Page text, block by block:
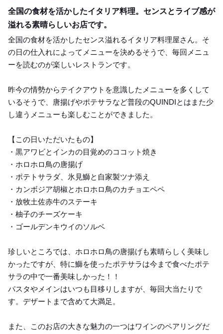
全国の食材を活かしたイタリア料理。センスとライブ感が
溢れる素晴らしいお店です。
全国の食材を活かしたセンス溢れるイタリア料理屋さん。そ
の日の仕入れによってメニューを決めるそうで、毎回メニュ
ーを読むのが楽しいレストランです。
昨今の情勢からテイクアウトを意識したメニューを多くして
いるそうで、唐揚げやポテサラなど普段のQUINDIとはまた少
し違うメニューも楽しむことができました。
【この日いただいたもの】
・黒アワビとインカの目覚めのココット焼き
・ホロホロ鳥の唐揚げ
・ポテトサラダ、氷見鰤と自家製ツナ添え
・カンボジア胡椒とホロホロ鳥のカチョエペペ
・放牧土佐赤牛のステーキ
・柚子のチーズケーキ
・ゴールデンキウイのソルベ
珍しいところでは、ホロホロ鳥の唐揚げも素晴らしく美味し
かったですが、特に鰤を使ったポテサラは今まで食べたポテ
サラの中で一番美味しかった！！
パスタやメインはいつも目移りしますが、毎回大当たりで
す。デザートまで含めて大満足。
また、このお店の大きな魅力の一つはワインのペアリングだ